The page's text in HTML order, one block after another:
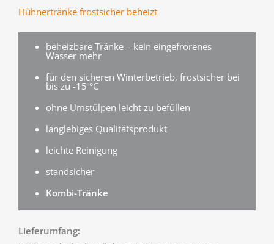
Hühnertränke frostsicher beheizt
beheizbare Tränke – kein eingefrorenes
Wasser mehr
für den sicheren Winterbetrieb, frostsicher bei
bis zu -15 °C
ohne Umstülpen leicht zu befüllen
langlebiges Qualitätsprodukt
leichte Reinigung
standsicher
Kombi-Tränke
Lieferumfang: